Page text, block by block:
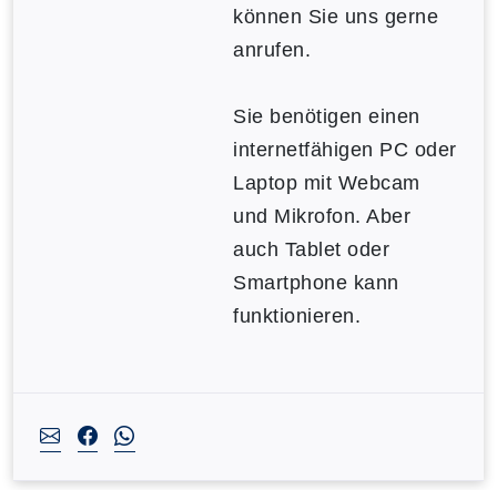
können Sie uns gerne
anrufen.
Sie benötigen einen
internetfähigen PC oder
Laptop mit Webcam
und Mikrofon. Aber
auch Tablet oder
Smartphone kann
funktionieren.